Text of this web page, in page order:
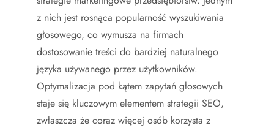
z nich jest rosnąca popularność wyszukiwania
głosowego, co wymusza na firmach
dostosowanie treści do bardziej naturalnego
języka używanego przez użytkowników.
Optymalizacja pod kątem zapytań głosowych
staje się kluczowym elementem strategii SEO,
zwłaszcza że coraz więcej osób korzysta z